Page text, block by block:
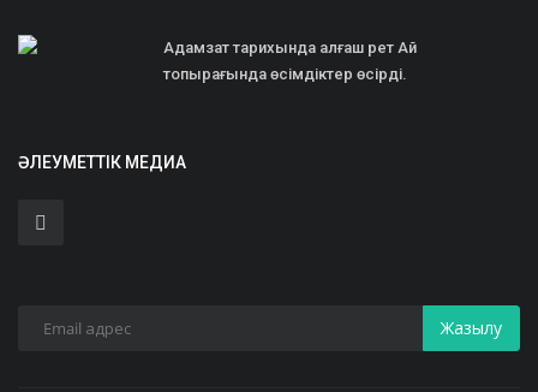
Адамзат тарихында алғаш рет Ай
топырағында өсімдіктер өсірді.
ӘЛЕУМЕТТІК МЕДИА
Жазылу